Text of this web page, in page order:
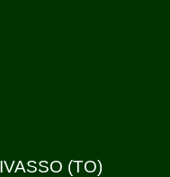
(TO)